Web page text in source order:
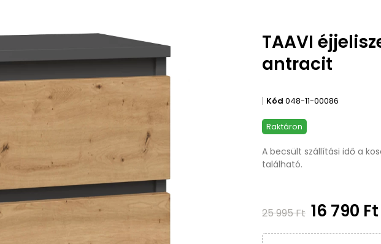
TAAVI
antracit
Kód 048-11-00086
Raktáron
A becsült szállítási idő a
található.
25 995 Ft 16 790 Ft